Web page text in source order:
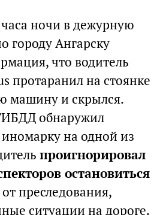
ночи в дежурную
городу Ангарску
что водитель
протаранил на стоянке
машину и скрылся.
обнаружил
на одной из
проигнорировал
остановиться
преследования,
ситуации на дороге.